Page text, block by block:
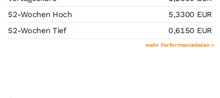
52-Wochen Hoch
5,3300 EUR
52-Wochen Tief
0,6150 EUR
mehr Performancedaten »